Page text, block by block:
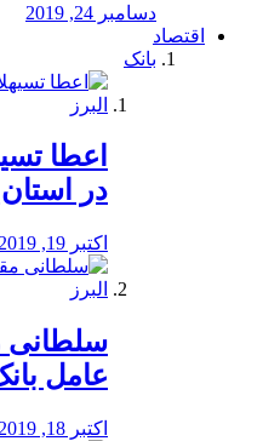
دسامبر 24, 2019
اقتصاد
بانک
️اعطا
در استان
اکتبر 19, 2019
سلطانی
عامل
اکتبر 18, 2019